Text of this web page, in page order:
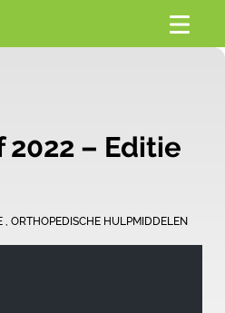
– Editie
ORTHOPEDISCHE HULPMIDDELEN